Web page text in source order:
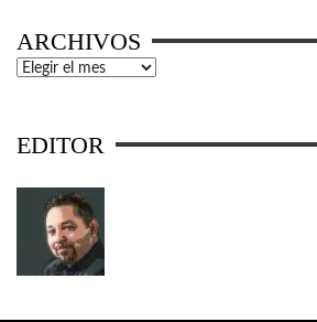
ARCHIVOS
Archivos
EDITOR